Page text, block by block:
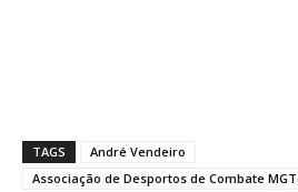
TAGS
André Vendeiro
Associação de Desportos de Combate